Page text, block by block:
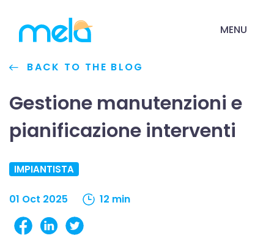
MENU
BACK TO THE BLOG
Gestione manutenzioni e
pianificazione interventi
IMPIANTISTA
01 Oct 2025 12 min